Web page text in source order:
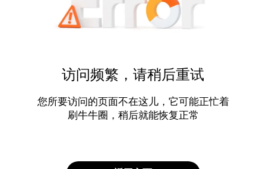
访问频繁，请稍后重试
您所要访问的页面不在这儿，它可能正忙着
刷牛牛圈，稍后就能恢复正常